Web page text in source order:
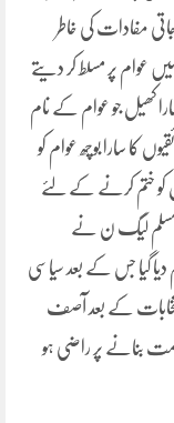
مفادات کی خاطر
عوام پر مسلط کر دیتے
کھیل جو عوام کے نام
کا سارا بوچھ عوام کو
کو ختم کرنے کے لئے
مسلم لیگ ن نے
دیا گیا جس کے بعد سیاسی
دکھائی دئیے اور 2008کے انتخابات کے بعد آصف
بنانے پر راضی ہو